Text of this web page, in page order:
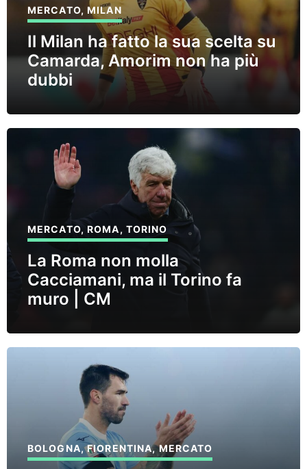
MERCATO,MILAN
Il Milan ha fatto la sua scelta su
Camarda, Amorim non ha più
dubbi
MERCATO,ROMA, TORINO
La Roma non molla
Cacciamani, ma il Torino fa
muro | CM
BOLOGNA,FIORENTINA,MERCATO